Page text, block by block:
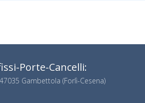
Porte-Cancelli:
Gambettola (Forlì-Cesena)